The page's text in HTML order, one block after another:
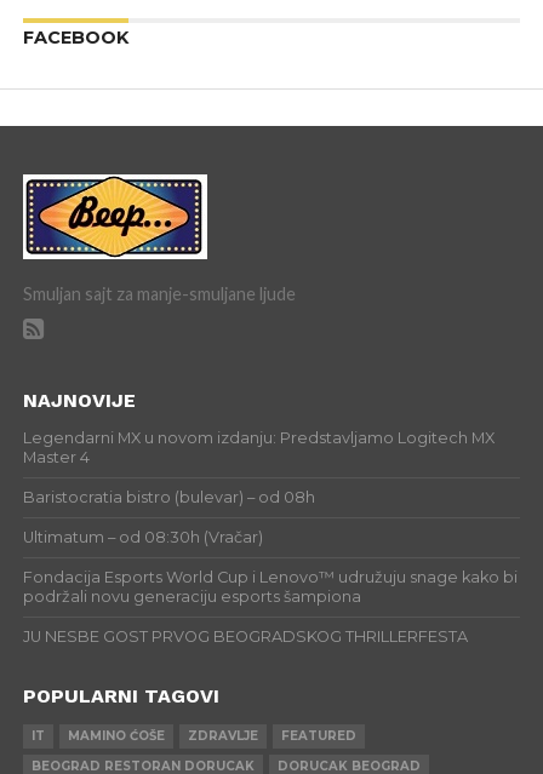
FACEBOOK
Smuljan sajt za manje-smuljane ljude
NAJNOVIJE
Legendarni MX u novom izdanju: Predstavljamo Logitech MX
Master 4
Baristocratia bistro (bulevar) – od 08h
Ultimatum – od 08:30h (Vračar)
Fondacija Esports World Cup i Lenovo™ udružuju snage kako bi
podržali novu generaciju esports šampiona
JU NESBE GOST PRVOG BEOGRADSKOG THRILLERFESTA
POPULARNI TAGOVI
IT MAMINO ĆOŠE ZDRAVLJE
FEATURED
BEOGRAD RESTORAN DORUCAK
DORUCAK BEOGRAD